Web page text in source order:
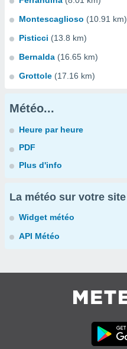
Montescaglioso (10.91 km)
Pisticci (13.8 km)
Bernalda (16.65 km)
Grottole (17.16 km)
Météo...
Heure par heure
PDF
Plus d'info
La météo sur votre site
Widget météo
API Météo